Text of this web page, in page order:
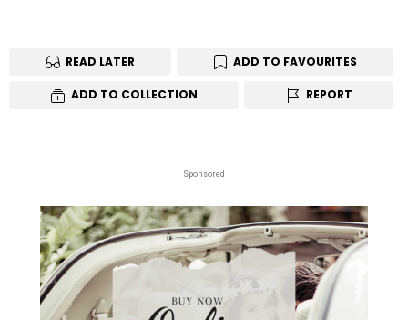
READ LATER ADD TO FAVOURITES
ADD TO COLLECTION REPORT
Sponsored